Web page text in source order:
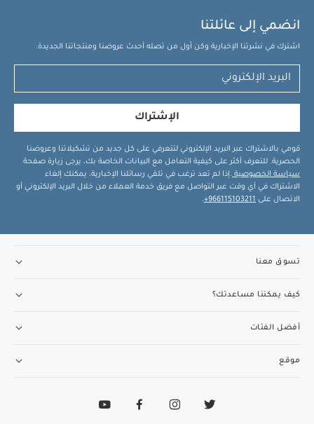
انضمي إلى عائلتنا
اشترك في نشرتنا الإخبارية وكن أول من تصله أحدث عروضنا ومنتجاتنا الجديدة.
الإشتراك
قومي بالاشتراك عبر البريد الإلكتروني لتتعرفي على كل جديد من تشكيلاتنا وعروضنا
الحصرية. للتعرف أكثر على كيفية التعامل مع البيانات الخاصة بك، يرجى زيارة صفحة
سياسة الخصوصية .إذا لم تعد ترغب في تلقي رسائلنا الإخبارية، يمكنك إلغاء
الاشتراك في أي وقت عبر التواصل مع فريق خدمة العملاء من خلال البريد الإلكتروني أو
الاتصال على 966115103211+
.
تسوق معنا
كيف يمكننا مساعدتك؟
أفضل الفئات
موقع